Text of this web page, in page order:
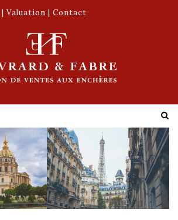
| Valuation | Contact